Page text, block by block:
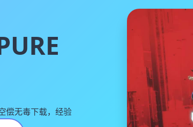
偿无毒下载，经验